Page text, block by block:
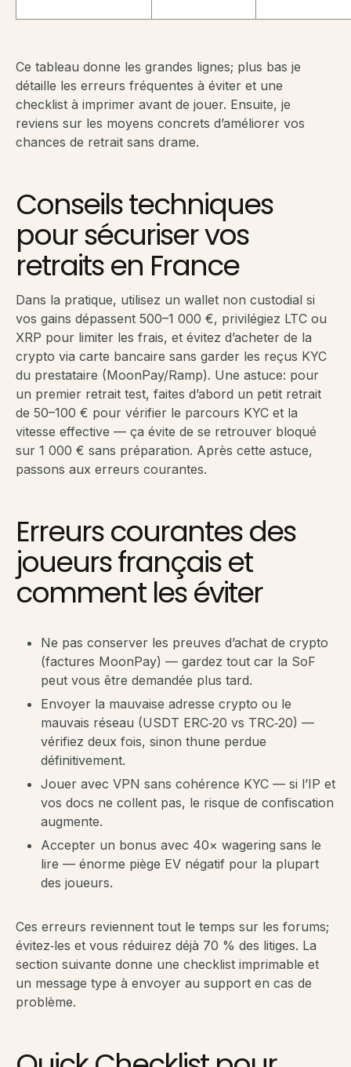
Ce tableau donne les grandes lignes; plus bas je
détaille les erreurs fréquentes à éviter et une
checklist à imprimer avant de jouer. Ensuite, je
reviens sur les moyens concrets d’améliorer vos
chances de retrait sans drame.
Conseils techniques
pour sécuriser vos
retraits en France
Dans la pratique, utilisez un wallet non custodial si
vos gains dépassent 500–1 000 €, privilégiez LTC ou
XRP pour limiter les frais, et évitez d’acheter de la
crypto via carte bancaire sans garder les reçus KYC
du prestataire (MoonPay/Ramp). Une astuce: pour
un premier retrait test, faites d’abord un petit retrait
de 50–100 € pour vérifier le parcours KYC et la
vitesse effective — ça évite de se retrouver bloqué
sur 1 000 € sans préparation. Après cette astuce,
passons aux erreurs courantes.
Erreurs courantes des
joueurs français et
comment les éviter
Ne pas conserver les preuves d’achat de crypto
(factures MoonPay) — gardez tout car la SoF
peut vous être demandée plus tard.
Envoyer la mauvaise adresse crypto ou le
mauvais réseau (USDT ERC‑20 vs TRC‑20) —
vérifiez deux fois, sinon thune perdue
définitivement.
Jouer avec VPN sans cohérence KYC — si l’IP et
vos docs ne collent pas, le risque de confiscation
augmente.
Accepter un bonus avec 40× wagering sans le
lire — énorme piège EV négatif pour la plupart
des joueurs.
Ces erreurs reviennent tout le temps sur les forums;
évitez‑les et vous réduirez déjà 70 % des litiges. La
section suivante donne une checklist imprimable et
un message type à envoyer au support en cas de
problème.